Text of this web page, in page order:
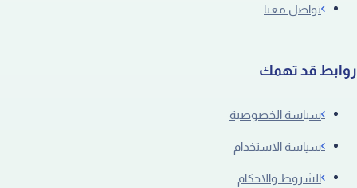
تواصل معنا
روابط قد تهمك
سياسة الخصوصية
سياسة الاستخدام
الشروط والاحكام